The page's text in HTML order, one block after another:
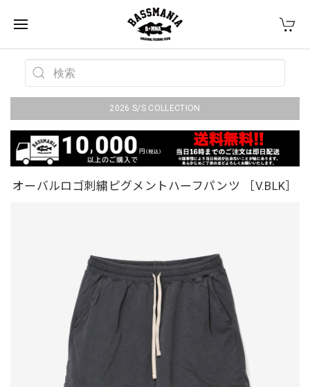
2026 S/S COLLECTION
オーバルロゴ刺繍ピグメントハーフパンツ ［V.BLK］